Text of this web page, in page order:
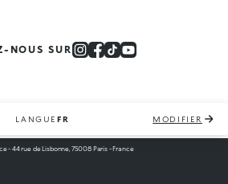
NOUS SUR
LANGUEFR MODIFIER
- 44 rue de Lisbonne, 75008 Paris - France